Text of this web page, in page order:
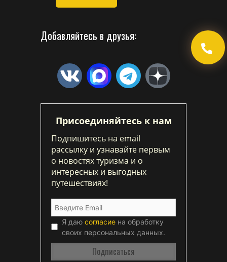
Добавляйтесь в друзья:
Присоединяйтесь к нам
Подпишитесь на email
рассылку и узнавайте первым
о новостях туризма и о
интересных и выгодных
путешествиях!
Я даю согласие на обработку
своих персональных данных.